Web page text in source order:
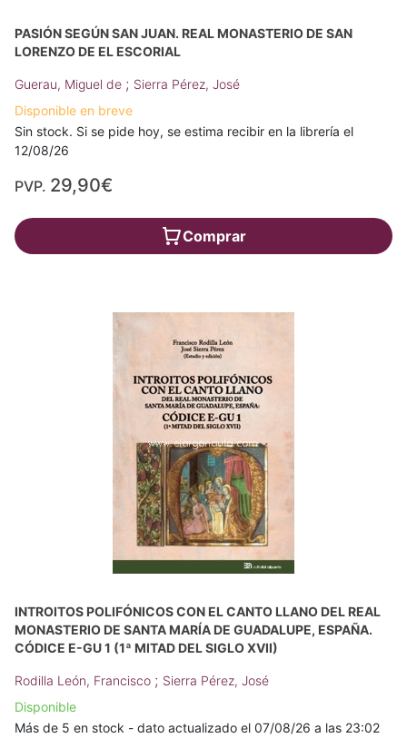
PASIÓN SEGÚN SAN JUAN. REAL MONASTERIO DE SAN
LORENZO DE EL ESCORIAL
Guerau, Miguel de ; Sierra Pérez, José
Disponible en breve
Sin stock. Si se pide hoy, se estima recibir en la librería el
12/08/26
PVP. 29,90€
Comprar
INTROITOS POLIFÓNICOS CON EL CANTO LLANO DEL REAL
MONASTERIO DE SANTA MARÍA DE GUADALUPE, ESPAÑA.
CÓDICE E-GU 1 (1ª MITAD DEL SIGLO XVII)
Rodilla León, Francisco ; Sierra Pérez, José
Disponible
Más de 5 en stock - dato actualizado el 07/08/26 a las 23:02